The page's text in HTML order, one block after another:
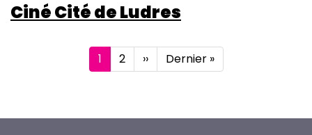
Ciné Cité de Ludres
Page
courante
1 Page
2
Page
suivante
››
Dernière
page
Dernier »